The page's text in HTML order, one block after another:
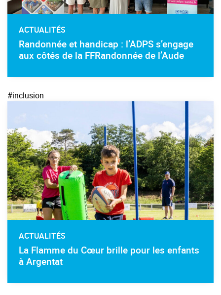
ACTUALITÉS
Randonnée et handicap : l’ADPS s’engage
aux côtés de la FFRandonnée de l’Aude
#inclusion
ACTUALITÉS
La Flamme du Cœur brille pour les enfants
à Argentat